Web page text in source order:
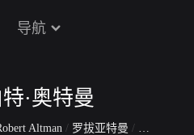
导航
·奥特曼
Altman / 罗拔亚特曼 / 劳勃阿特